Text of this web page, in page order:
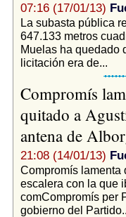
07:16 (17/01/13)
La subasta pública
647.133 metros
Muelas ha quedado
licitación era de...
Compromís
quitado a
antena de
21:08 (14/01/13)
Compromís lamenta
escalera con la que
comCompromís per
gobierno del